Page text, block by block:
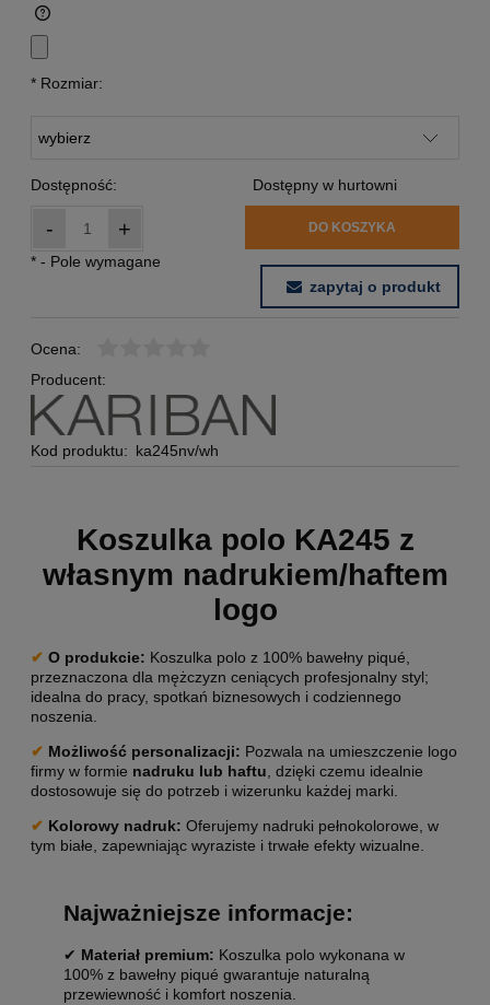
* Rozmiar:
Dostępność: Dostępny w hurtowni
- + DO KOSZYKA
* - Pole wymagane
zapytaj o produkt
Ocena:
Producent:
Kod produktu: ka245nv/wh
Koszulka polo KA245 z
własnym nadrukiem/haftem
logo
✔ O produkcie: Koszulka polo z 100% bawełny piqué,
przeznaczona dla mężczyzn ceniących profesjonalny styl;
idealna do pracy, spotkań biznesowych i codziennego
noszenia.
✔ Możliwość personalizacji: Pozwala na umieszczenie logo
firmy w formie nadruku lub haftu, dzięki czemu idealnie
dostosowuje się do potrzeb i wizerunku każdej marki.
✔ Kolorowy nadruk: Oferujemy nadruki pełnokolorowe, w
tym białe, zapewniając wyraziste i trwałe efekty wizualne.
Najważniejsze informacje:
✔ Materiał premium: Koszulka polo wykonana w
100% z bawełny piqué gwarantuje naturalną
przewiewność i komfort noszenia.